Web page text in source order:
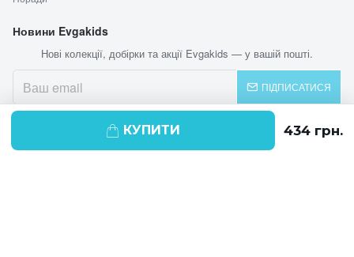
КУПИТИ
Новини Evgakids
Нові колекції, добірки та акції Evgakids — у вашій пошті.
ПІДПИСАТИСЯ